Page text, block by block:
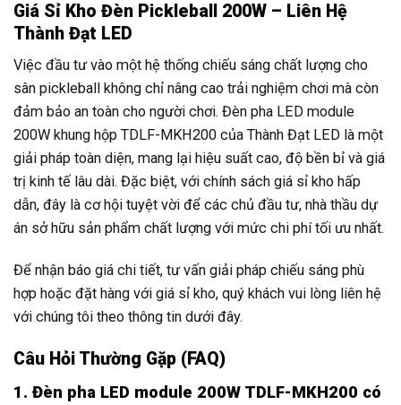
Giá Sỉ Kho Đèn Pickleball 200W – Liên Hệ
Thành Đạt LED
Việc đầu tư vào một hệ thống chiếu sáng chất lượng cho
sân pickleball không chỉ nâng cao trải nghiệm chơi mà còn
đảm bảo an toàn cho người chơi. Đèn pha LED module
200W khung hộp TDLF-MKH200 của Thành Đạt LED là một
giải pháp toàn diện, mang lại hiệu suất cao, độ bền bỉ và giá
trị kinh tế lâu dài. Đặc biệt, với chính sách giá sỉ kho hấp
dẫn, đây là cơ hội tuyệt vời để các chủ đầu tư, nhà thầu dự
án sở hữu sản phẩm chất lượng với mức chi phí tối ưu nhất.
Để nhận báo giá chi tiết, tư vấn giải pháp chiếu sáng phù
hợp hoặc đặt hàng với giá sỉ kho, quý khách vui lòng liên hệ
với chúng tôi theo thông tin dưới đây.
Câu Hỏi Thường Gặp (FAQ)
1. Đèn pha LED module 200W TDLF-MKH200 có